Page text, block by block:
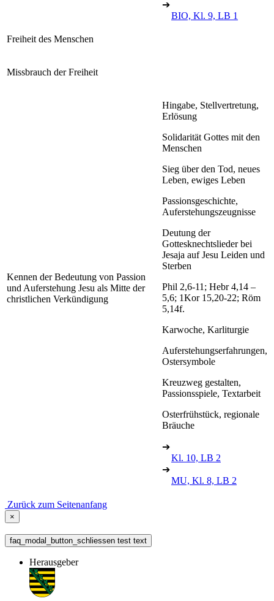
➔
BIO, Kl. 9, LB 1
Freiheit des Menschen
Missbrauch der Freiheit
Kennen der Bedeutung von Passion
und Auferstehung Jesu als Mitte der
christlichen Verkündigung
Hingabe, Stellvertretung,
Erlösung
Solidarität Gottes mit den
Menschen
Sieg über den Tod, neues
Leben, ewiges Leben
Passionsgeschichte,
Auferstehungszeugnisse
Deutung der
Gottesknechtslieder bei
Jesaja auf Jesu Leiden und
Sterben
Phil 2,6-11; Hebr 4,14 –
5,6; 1Kor 15,20-22; Röm
5,14f.
Karwoche, Karliturgie
Auferstehungserfahrungen,
Ostersymbole
Kreuzweg gestalten,
Passionsspiele, Textarbeit
Osterfrühstück, regionale
Bräuche
➔
Kl. 10, LB 2
➔
MU, Kl. 8, LB 2
Zurück zum Seitenanfang
×
faq_modal_button_schliessen test text
Herausgeber